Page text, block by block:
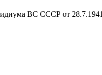
ВС СССР от